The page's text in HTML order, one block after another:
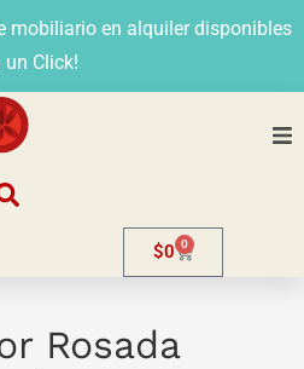
mobiliario en alquiler disponibles
un Click!
$0 0
Rosada